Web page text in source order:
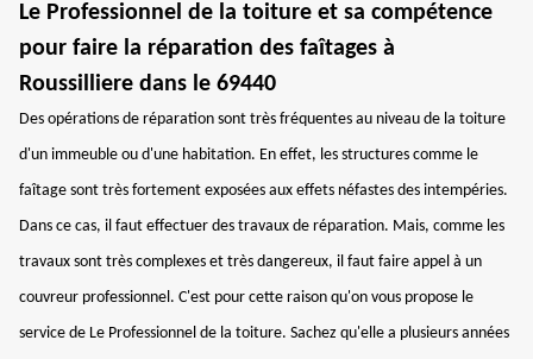
Le Professionnel de la toiture et sa compétence
pour faire la réparation des faîtages à
Roussilliere dans le 69440
Des opérations de réparation sont très fréquentes au niveau de la toiture
d'un immeuble ou d'une habitation. En effet, les structures comme le
faîtage sont très fortement exposées aux effets néfastes des intempéries.
Dans ce cas, il faut effectuer des travaux de réparation. Mais, comme les
travaux sont très complexes et très dangereux, il faut faire appel à un
couvreur professionnel. C'est pour cette raison qu'on vous propose le
service de Le Professionnel de la toiture. Sachez qu'elle a plusieurs années